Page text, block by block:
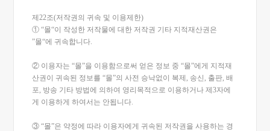
제22조(저작권의 귀속 및 이용제한)
① “몰“이 작성한 저작물에 대한 저작권 기타 지적재산권은
”몰“에 귀속합니다.
② 이용자는 “몰”을 이용함으로써 얻은 정보 중 “몰”에게 지적재
산권이 귀속된 정보를 “몰”의 사전 승낙없이 복제, 송신, 출판, 배
포, 방송 기타 방법에 의하여 영리목적으로 이용하거나 제3자에
게 이용하게 하여서는 안됩니다.
③ “몰”은 약정에 따라 이용자에게 귀속된 저작권을 사용하는 경